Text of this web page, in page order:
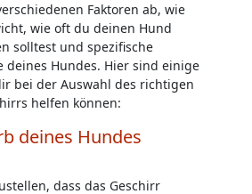
Faktoren ab, wie
wie oft du deinen Hund
solltest und spezifische
deines Hundes. Hier sind einige
bei der Auswahl des richtigen
helfen können:
deines Hundes
dass das Geschirr